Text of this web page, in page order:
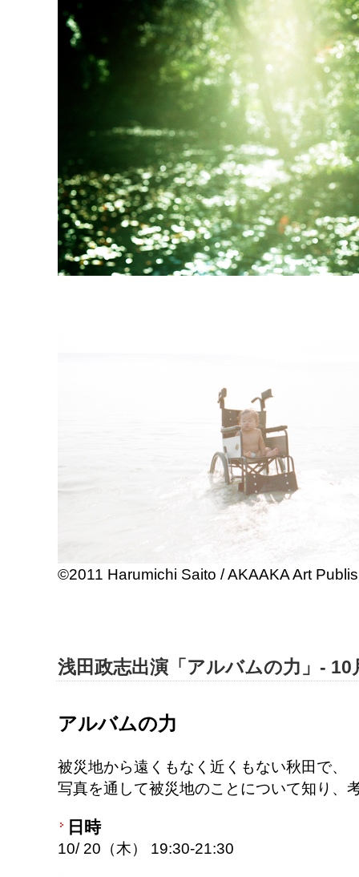
©2011 Harumichi Saito / AKAAKA Art
浅田政志出演「アルバムの力」- 10
アルバムの力
被災地から遠くもなく近くもない秋田で、
写真を通して被災地のことについて知り、
日時
10/ 20（木） 19:30-21:30